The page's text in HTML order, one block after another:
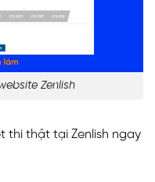
Zenlish
thi thật tại Zenlish ngay